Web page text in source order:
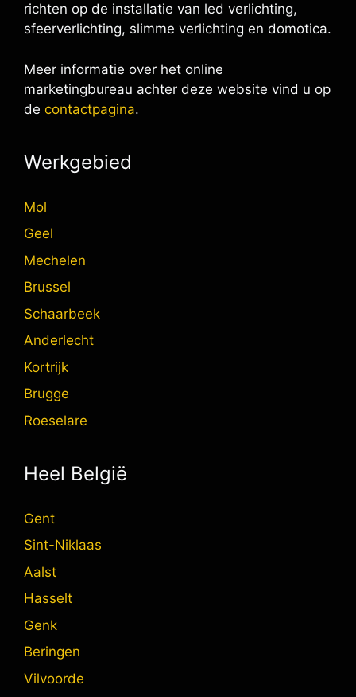
richten op de installatie van led verlichting,
sfeerverlichting, slimme verlichting en domotica.
Meer informatie over het online
marketingbureau achter deze website vind u op
de contactpagina.
Werkgebied
Mol
Geel
Mechelen
Brussel
Schaarbeek
Anderlecht
Kortrijk
Brugge
Roeselare
Heel België
Gent
Sint-Niklaas
Aalst
Hasselt
Genk
Beringen
Vilvoorde